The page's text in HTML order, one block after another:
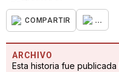
COMPARTIR ...
ARCHIVO
Esta historia fue publicada